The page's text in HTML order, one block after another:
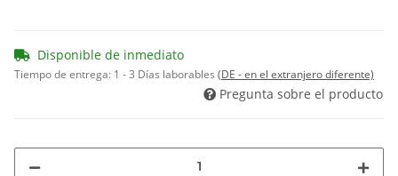
Disponible de inmediato
Tiempo de entrega: 1 - 3 Días laborables (DE - en el extranjero diferente)
Pregunta sobre el producto